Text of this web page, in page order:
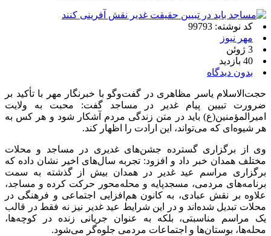
کد نوشته: 99793
مهر نیوز
3 ژوئن
40 بازدید
بدون دیدگاه
حجت‌الاسلام یاسر مظاهری در گفت‌وگو با خبرنگار مهر با تأکید بر
ضرورت تبیین پیام غدیر در مساجد گفت: محبت به ولایت
امیرالمؤمنین(ع) باید در متن زندگی مردم آشکار شود و هر کس به
هر شیوه‌ای که می‌تواند، این ارادت را اظهار کند.
وی از برگزاری گسترده جشن‌های غدیری در مساجد و محلات
مختلف همدان خبر داد و افزود: تجربه سال‌های اخیر نشان داده که
برگزاری مراسم عید غدیر در همدان بیش از گذشته به سمت
برنامه‌های مردمی، مسجدپایه و محله‌محور حرکت کرده و مساجد،
علاوه بر نقش عبادی، به کانون هم‌افزایی اجتماعی و فرهنگی در
محلات تبدیل شده‌اند و در این شرایط عید غدیر نیز نه فقط در قالب
یک مراسم مناسبتی، بلکه به عنوان جریانی زنده در کوچه‌ها،
محله‌ها، بوستان‌ها و اجتماعات مردمی جلوه‌گر می‌شود.